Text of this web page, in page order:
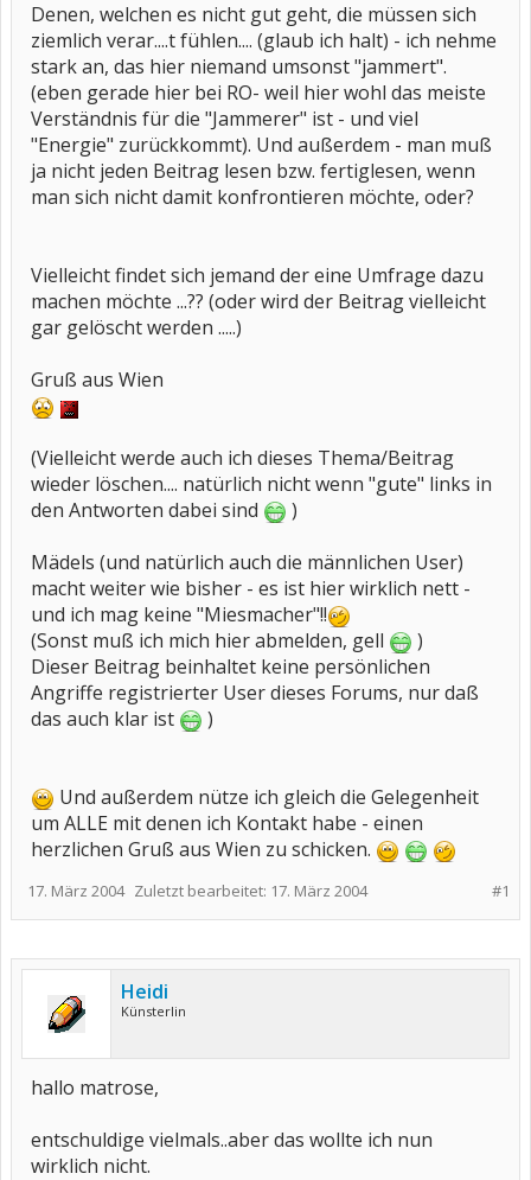
Denen, welchen es nicht gut geht, die müssen sich
ziemlich verar....t fühlen.... (glaub ich halt) - ich nehme
stark an, das hier niemand umsonst "jammert".
(eben gerade hier bei RO- weil hier wohl das meiste
Verständnis für die "Jammerer" ist - und viel
"Energie" zurückkommt). Und außerdem - man muß
ja nicht jeden Beitrag lesen bzw. fertiglesen, wenn
man sich nicht damit konfrontieren möchte, oder?
Vielleicht findet sich jemand der eine Umfrage dazu
machen möchte ...?? (oder wird der Beitrag vielleicht
gar gelöscht werden .....)
Gruß aus Wien
(Vielleicht werde auch ich dieses Thema/Beitrag
wieder löschen.... natürlich nicht wenn "gute" links in
den Antworten dabei sind
)
Mädels (und natürlich auch die männlichen User)
macht weiter wie bisher - es ist hier wirklich nett -
und ich mag keine "Miesmacher"!!
(Sonst muß ich mich hier abmelden, gell
)
Dieser Beitrag beinhaltet keine persönlichen
Angriffe registrierter User dieses Forums, nur daß
das auch klar ist
)
Und außerdem nütze ich gleich die Gelegenheit
um ALLE mit denen ich Kontakt habe - einen
herzlichen Gruß aus Wien zu schicken.
#1
17. März 2004 Zuletzt bearbeitet: 17. März 2004
Heidi
Künsterlin
hallo matrose,
entschuldige vielmals..aber das wollte ich nun
wirklich nicht.